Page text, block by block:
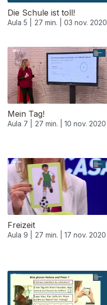
Die Schule ist toll!
Aula 5 | 27 min. | 03 nov. 2020
Mein Tag!
Aula 7 | 27 min. | 10 nov. 2020
Freizeit
Aula 9 | 27 min. | 17 nov. 2020
508475